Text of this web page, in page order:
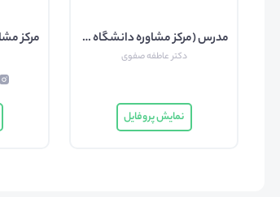
مدرس (مرکز مشاوره دانشگاه تهران)
دکتر عاطفه صفوی
نمایش پروفایل